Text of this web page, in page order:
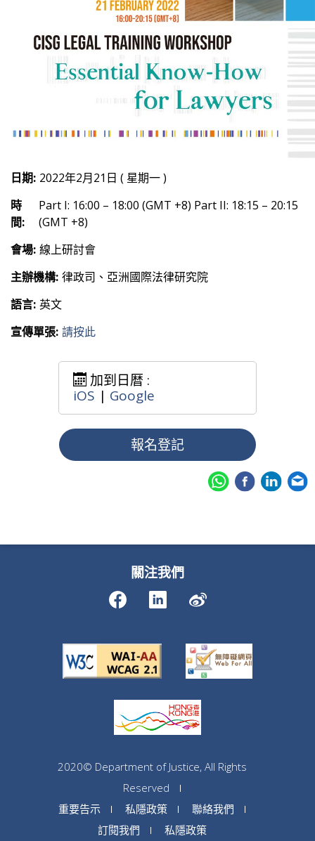
日期: 2022年2月21日 ( 星期一 )
時
間:
Part I: 16:00 – 18:00 (GMT +8) Part II: 18:15 – 20:15
(GMT +8)
會場: 線上研討會
主辦機構: 律政司、亞洲國際法律研究院
語言: 英文
宣傳單張: 請按此
加到日暦 :
iOS | Google
報名登記
關注我們
2020© Department of Justice, All Rights
Reserved
重要告示
私隱政策
聯絡我們
訂閱我們
私隱政策